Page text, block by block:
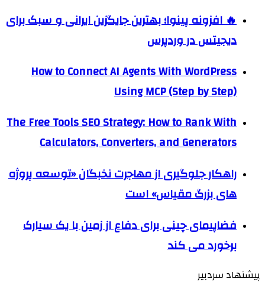
🔥 افزونه پینوا؛ بهترین جایگزین ایرانی و سبک برای
دیجیتس در وردپرس
How to Connect AI Agents With WordPress
Using MCP (Step by Step)
The Free Tools SEO Strategy: How to Rank With
Calculators, Converters, and Generators
راهکار جلوگیری از مهاجرت نخبگان «توسعه پروژه
های بزرگ مقیاس» است
فضاپیمای چینی برای دفاع از زمین با یک سیارک
برخورد می کند
پیشنهاد سردبیر